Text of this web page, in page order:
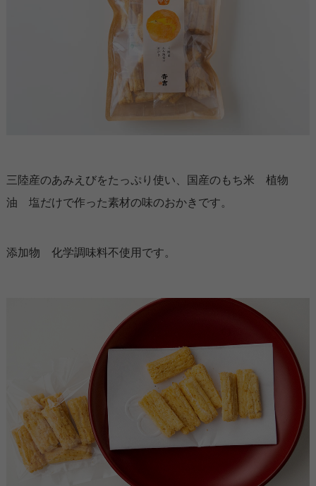
三陸産のあみえびをたっぷり使い、国産のもち米 植物
油 塩だけで作った素材の味のおかきです。
添加物 化学調味料不使用です。